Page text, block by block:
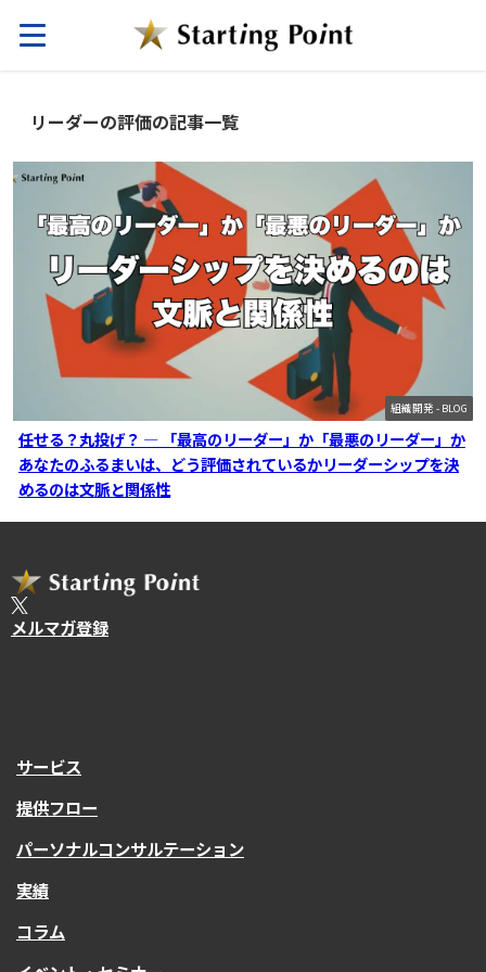
リーダーの評価の記事一覧
組織開発 - BLOG
任せる？丸投げ？ ― 「最高のリーダー」か「最悪のリーダー」か
あなたのふるまいは、どう評価されているかリーダーシップを決
めるのは文脈と関係性
メルマガ登録
サービス
提供フロー
パーソナルコンサルテーション
実績
コラム